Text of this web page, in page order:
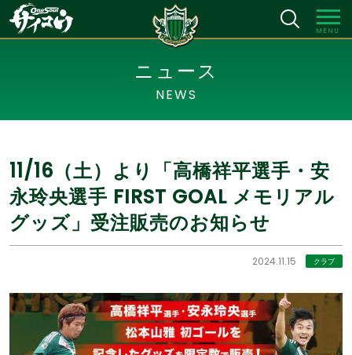
MENU
ニュース
NEWS
11/16（土）より「高橋祥平選手・安
永玲央選手 FIRST GOAL メモリアル
グッズ」受注販売のお知らせ
2024.11.15 クラブ